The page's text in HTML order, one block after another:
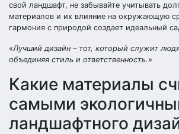
свой ландшафт, не забывайте учитывать
материалов и их влияние на окружающую
гармония с природой создает идеальный
«Лучший дизайн – тот, который служит
объединяя стиль и ответственность.»
Какие материалы
самыми
ландшафтного